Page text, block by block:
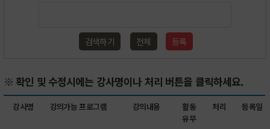
검색하기 전체 등록
※ 확인 및 수정시에는 강사명이나 처리 버튼을 클릭하세요.
강사명 강의가능 프로그램 강의내용
활동
유무
처리 등록일